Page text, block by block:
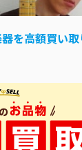
を高額買い取